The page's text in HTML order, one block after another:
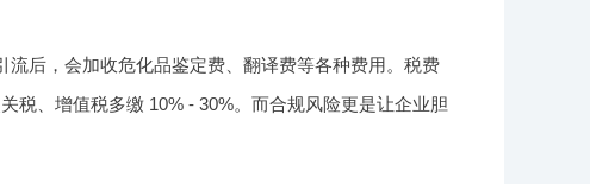
后，会加收危化品鉴定费、翻译费等各种费用。税费
税、增值税多缴 10% - 30%。而合规风险更是让企业胆